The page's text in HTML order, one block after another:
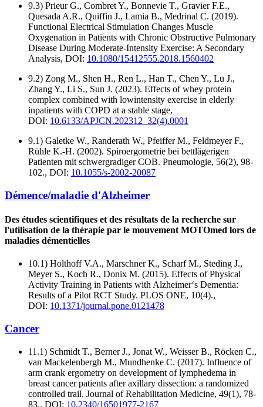
9.3) Prieur G., Combret Y., Bonnevie T., Gravier F.E.,
Quesada A.R., Quiffin J., Lamia B., Medrinal C. (2019).
Functional Electrical Stimulation Changes Muscle
Oxygenation in Patients with Chronic Obstructive Pulmonary
Disease During Moderate-Intensity Exercise: A Secondary
Analysis, DOI: 10.1080/15412555.2018.1560402
9.2) Zong M., Shen H., Ren L., Han T., Chen Y., Lu J.,
Zhang Y., Li S., Sun J. (2023). Effects of whey protein
complex combined with lowintensity exercise in elderly
inpatients with COPD at a stable stage,
DOI: 10.6133/APJCN.202312_32(4).0001
9.1) Galetke W., Randerath W., Pfeiffer M., Feldmeyer F.,
Rühle K.-H. (2002). Spiroergometrie bei bettlägerigen
Patienten mit schwergradiger COB. Pneumologie, 56(2), 98-
102., DOI: 10.1055/s-2002-20087
Démence/maladie d'Alzheimer
Des études scientifiques et des résultats de la recherche sur
l'utilisation de la thérapie par le mouvement MOTOmed lors de
maladies démentielles
10.1) Holthoff V.A., Marschner K., Scharf M., Steding J.,
Meyer S., Koch R., Donix M. (2015). Effects of Physical
Activity Training in Patients with Alzheimer‘s Dementia:
Results of a Pilot RCT Study. PLOS ONE, 10(4).,
DOI: 10.1371/journal.pone.0121478
Cancer
11.1) Schmidt T., Berner J., Jonat W., Weisser B., Röcken C.,
van Mackelenbergh M., Mundhenke C. (2017). Influence of
arm crank ergometry on development of lymphedema in
breast cancer patients after axillary dissection: a randomized
controlled trail. Journal of Rehabilitation Medicine, 49(1), 78-
83., DOI: 10.2340/16501977-2167